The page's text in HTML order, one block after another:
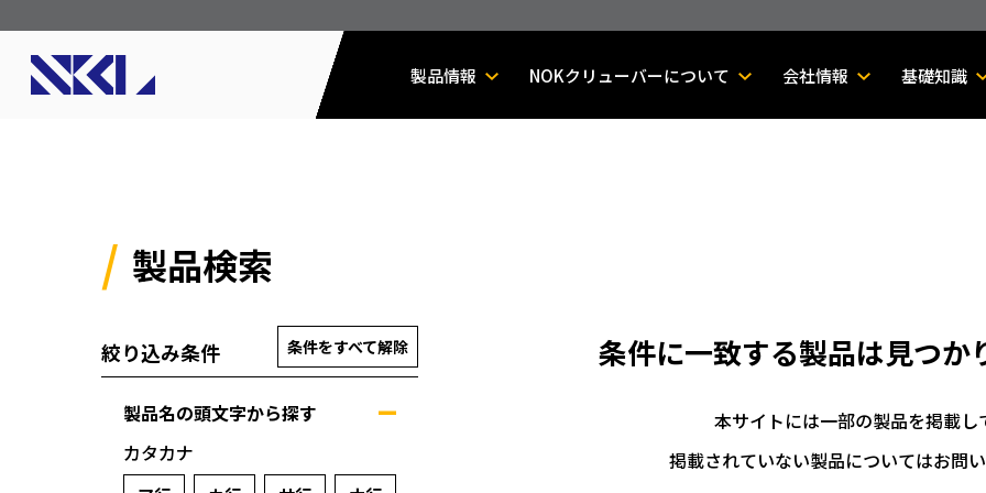
製品情報 NOKクリューバーについて 会社情報 基礎知識
製品検索
絞り込み条件 条件をすべて解除
製品名の頭文字から探す
カタカナ
条件に一致する製品は見つか
本サイトには一部の製品を掲載し
掲載されていない製品についてはお問